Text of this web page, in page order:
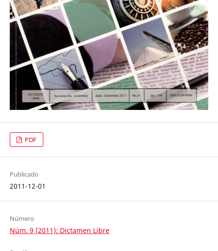
PDF
Publicado
2011-12-01
Número
Núm. 9 (2011): Dictamen Libre